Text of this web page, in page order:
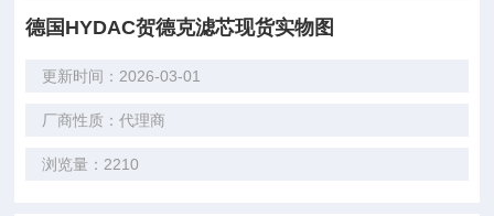
德国HYDAC贺德克滤芯现货实物图
更新时间：2026-03-01
厂商性质：代理商
浏览量：2210